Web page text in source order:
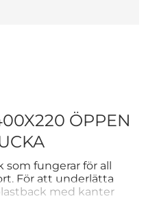
ÖPPEN
som fungerar för all
För att underlätta
med kanter